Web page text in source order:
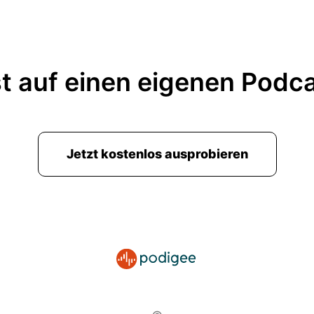
auf einen eigenen
Jetzt kostenlos ausprobieren